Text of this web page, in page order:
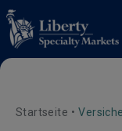
Startseite •